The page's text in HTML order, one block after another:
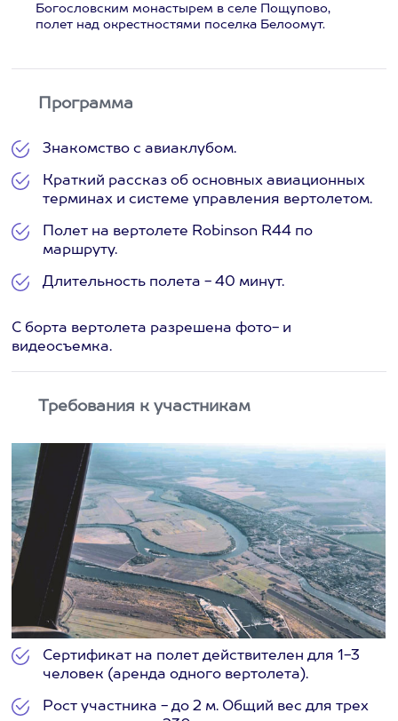
Богословским монастырем в селе Пощупово,
полет над окрестностями поселка Белоомут.
Программа
Знакомство с авиаклубом.
Краткий рассказ об основных авиационных
терминах и системе управления вертолетом.
Полет на вертолете Robinson R44 по
маршруту.
Длительность полета - 40 минут.
С борта вертолета разрешена фото- и
видеосъемка.
Требования к участникам
Сертификат на полет действителен для 1-3
человек (аренда одного вертолета).
Рост участника - до 2 м. Общий вес для трех